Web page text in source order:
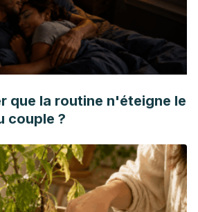
pubmed/6113434
M. de. (2012). Diarrea aguda en
perspectiva mundial.
Organizacion Mundial de
& Francisco Alliende, G. (2012). Diarrea
Chilena de Pediatria.
S0370-41062012000200010
Database (LactMed) [Internet].
Library of Medicine (US); 2006–.
15.
que la routine n'éteigne le
couple ?